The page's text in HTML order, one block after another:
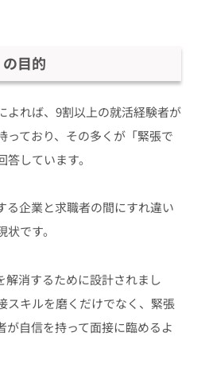
目的
よれば、9割以上の就活経験者が
っており、その多くが「緊張で
答しています。
る企業と求職者の間にすれ違い
です。
解消するために設計されまし
スキルを磨くだけでなく、緊張
が自信を持って面接に臨めるよ